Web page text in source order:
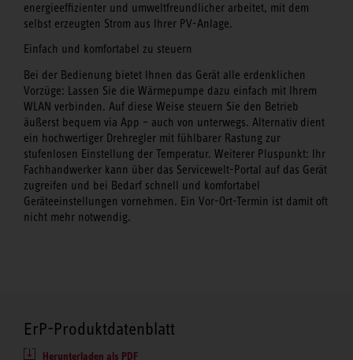
energieeffizienter und umweltfreundlicher arbeitet, mit dem
selbst erzeugten Strom aus Ihrer PV-Anlage.
Einfach und komfortabel zu steuern
Bei der Bedienung bietet Ihnen das Gerät alle erdenklichen
Vorzüge: Lassen Sie die Wärmepumpe dazu einfach mit Ihrem
WLAN verbinden. Auf diese Weise steuern Sie den Betrieb
äußerst bequem via App – auch von unterwegs. Alternativ dient
ein hochwertiger Drehregler mit fühlbarer Rastung zur
stufenlosen Einstellung der Temperatur. Weiterer Pluspunkt: Ihr
Fachhandwerker kann über das Servicewelt-Portal auf das Gerät
zugreifen und bei Bedarf schnell und komfortabel
Geräteeinstellungen vornehmen. Ein Vor-Ort-Termin ist damit oft
nicht mehr notwendig.
ErP-Produktdatenblatt
Herunterladen als PDF